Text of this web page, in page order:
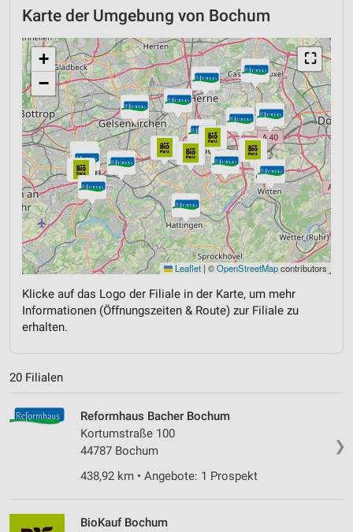
Karte der Umgebung von Bochum
⛶
+
−
Leaflet | ©OpenStreetMapcontributors
Klicke auf das Logo der Filiale in der Karte, um mehr
Informationen (Öffnungszeiten & Route) zur Filiale zu
erhalten.
20 Filialen
❯
Reformhaus Bacher Bochum
Kortumstraße 100
44787 Bochum
438,92 km • Angebote: 1 Prospekt
BioKauf Bochum